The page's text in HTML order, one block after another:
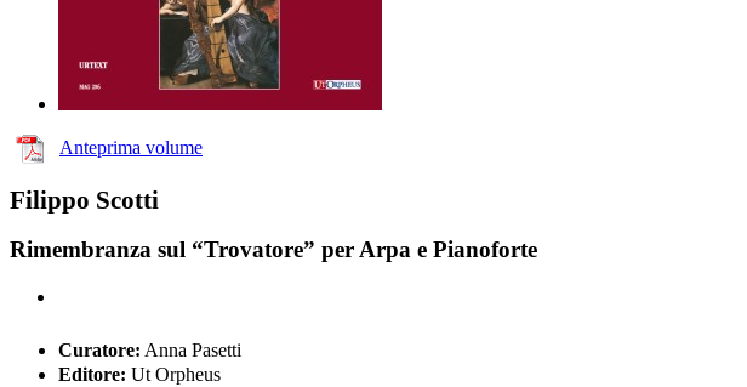
Anteprima volume
Filippo Scotti
Rimembranza sul “Trovatore” per Arpa e Pianoforte
Curatore: Anna Pasetti
Editore: Ut Orpheus